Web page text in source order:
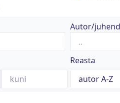
Autor/
Reasta